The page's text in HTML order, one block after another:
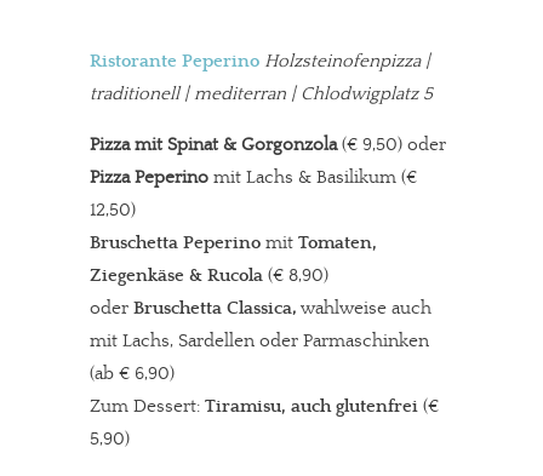
Ristorante Peperino Holzsteinofenpizza|
traditionell | mediterran | Chlodwigplatz 5
Pizza mit Spinat & Gorgonzola(€ 9,50) oder
Pizza Peperino mit Lachs & Basilikum (€
12,50)
Bruschetta Peperino mit Tomaten,
Ziegenkäse & Rucola (€ 8,90)
oder Bruschetta Classica, wahlweise auch
mit Lachs, Sardellen oder Parmaschinken
(ab € 6,90)
Zum Dessert: Tiramisu, auch glutenfrei (€
5,90)